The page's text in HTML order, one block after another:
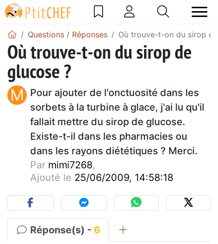
Questions / Réponses Où trouve-t-on du sirop
Où trouve-t-on du sirop de
glucose ?
M Pour ajouter de l'onctuosité dans les
sorbets à la turbine à glace, j'ai lu qu'il
fallait mettre du sirop de glucose.
Existe-t-il dans les pharmacies ou
dans les rayons diététiques ? Merci.
Par mimi7268,
Ajouté le 25/06/2009, 14:58:18
Réponse(s) - 6